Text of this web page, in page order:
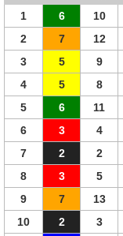
1 6 10
2
7 12
3
5 9
4
5 8
5
6 11
6
3 4
7
2 2
8
3 5
9
7 13
10
2 3